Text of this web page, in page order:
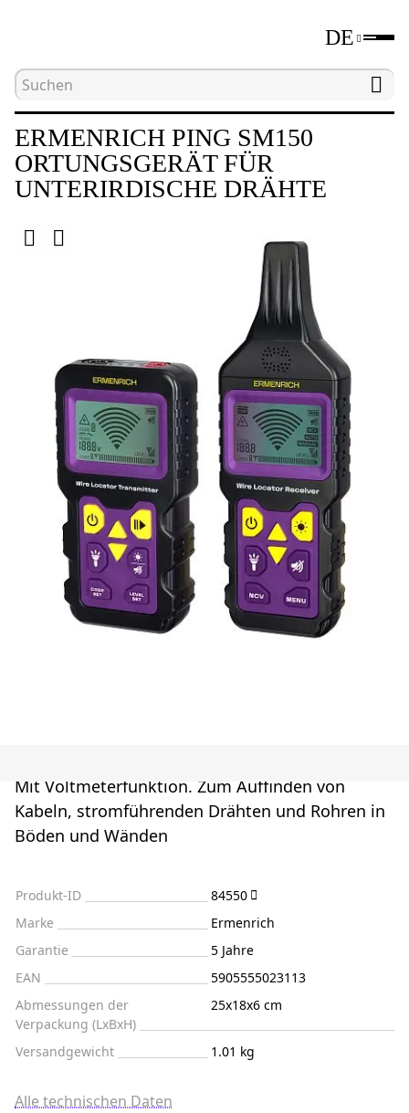
DE
Hauptseite
ERMENRICH PING SM150
ORTUNGSGERÄT FÜR
UNTERIRDISCHE DRÄHTE
Mit Voltmeterfunktion. Zum Auffinden von
Kabeln, stromführenden Drähten und Rohren in
Böden und Wänden
Produkt-ID
84550
Marke
Ermenrich
Garantie
5 Jahre
EAN
5905555023113
Abmessungen der
Verpackung (LxBxH)
25x18x6 cm
Versandgewicht 1.01 kg
Alle technischen Daten